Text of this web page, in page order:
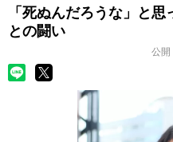
「死ぬんだろうな」と
との闘い
公開